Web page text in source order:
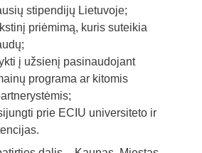
stipendijų Lietuvoje;
priėmimą, kuris suteikia
į užsienį pasinaudojant
programa ar kitomis
prie ECIU universiteto ir